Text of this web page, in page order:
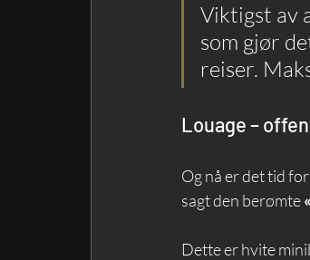
Viktigst av
som gjør
reiser.
Louage –
Og nå er det tid
sagt den berømte
Dette er hvite